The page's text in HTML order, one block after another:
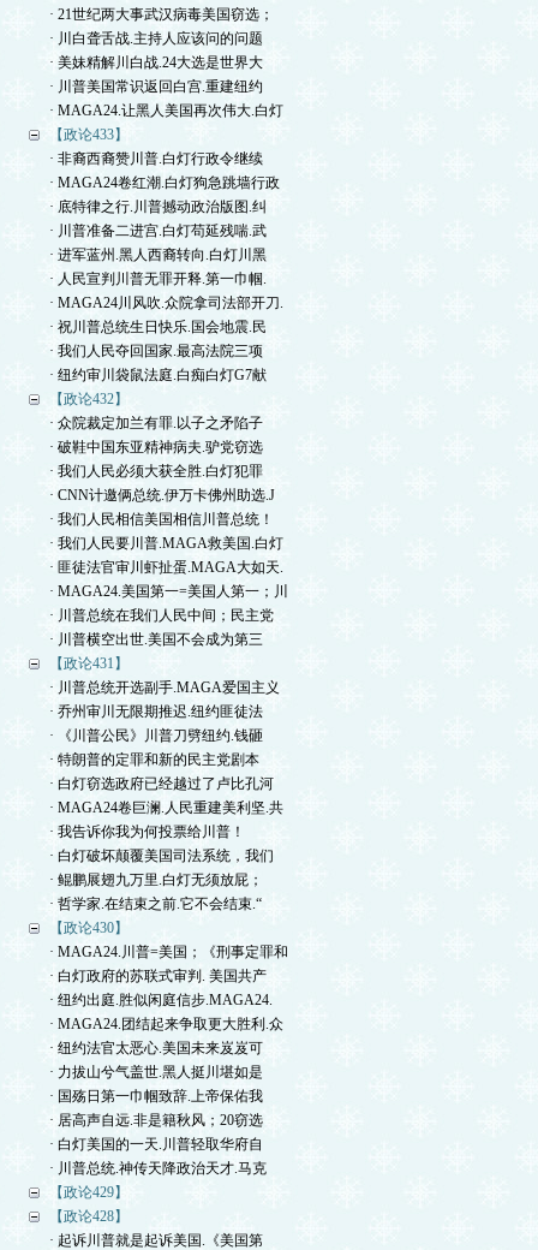
· 21世纪两大事武汉病毒美国窃选；
· 川白聋舌战.主持人应该问的问题
· 美妹精解川白战.24大选是世界大
· 川普美国常识返回白宫.重建纽约
· MAGA24.让黑人美国再次伟大.白灯
【政论433】
· 非裔西裔赞川普.白灯行政令继续
· MAGA24卷红潮.白灯狗急跳墙行政
· 底特律之行.川普撼动政治版图.纠
· 川普准备二进宫.白灯苟延残喘.武
· 进军蓝州.黑人西裔转向.白灯川黑
· 人民宣判川普无罪开释.第一巾帼.
· MAGA24川风吹.众院拿司法部开刀.
· 祝川普总统生日快乐.国会地震.民
· 我们人民夺回国家.最高法院三项
· 纽约审川袋鼠法庭.白痴白灯G7献
【政论432】
· 众院裁定加兰有罪.以子之矛陷子
· 破鞋中国东亚精神病夫.驴党窃选
· 我们人民必须大获全胜.白灯犯罪
· CNN计邀俩总统.伊万卡佛州助选.J
· 我们人民相信美国相信川普总统！
· 我们人民要川普.MAGA救美国.白灯
· 匪徒法官审川虾扯蛋.MAGA大如天.
· MAGA24.美国第一=美国人第一；川
· 川普总统在我们人民中间；民主党
· 川普横空出世.美国不会成为第三
【政论431】
· 川普总统开选副手.MAGA爱国主义
· 乔州审川无限期推迟.纽约匪徒法
· 《川普公民》川普刀劈纽约.钱砸
· 特朗普的定罪和新的民主党剧本
· 白灯窃选政府已经越过了卢比孔河
· MAGA24卷巨澜.人民重建美利坚.共
· 我告诉你我为何投票给川普！
· 白灯破坏颠覆美国司法系统，我们
· 鲲鹏展翅九万里.白灯无须放屁；
· 哲学家.在结束之前.它不会结束.“
【政论430】
· MAGA24.川普=美国；《刑事定罪和
· 白灯政府的苏联式审判. 美国共产
· 纽约出庭.胜似闲庭信步.MAGA24.
· MAGA24.团结起来争取更大胜利.众
· 纽约法官太恶心.美国未来岌岌可
· 力拔山兮气盖世.黑人挺川堪如是
· 国殇日第一巾帼致辞.上帝保佑我
· 居高声自远.非是籍秋风；20窃选
· 白灯美国的一天.川普轻取华府自
· 川普总统.神传天降政治天才.马克
【政论429】
【政论428】
· 起诉川普就是起诉美国.《美国第